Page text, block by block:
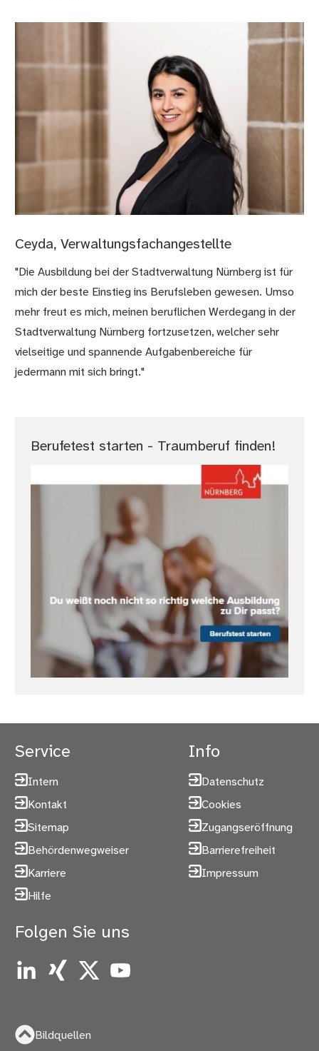
Ceyda, Verwaltungsfachangestellte
"Die Ausbildung bei der Stadtverwaltung Nürnberg ist für
mich der beste Einstieg ins Berufsleben gewesen. Umso
mehr freut es mich, meinen beruflichen Werdegang in der
Stadtverwaltung Nürnberg fortzusetzen, welcher sehr
vielseitige und spannende Aufgabenbereiche für
jedermann mit sich bringt."
Berufetest starten - Traumberuf finden!
Service
Intern
Kontakt
Sitemap
Behördenwegweiser
Karriere
Hilfe
Info
Datenschutz
Cookies
Zugangseröffnung
Barrierefreiheit
Impressum
Folgen Sie uns
LinkedInXing X YouTube
Bildquellen